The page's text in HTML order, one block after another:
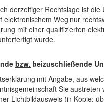
derzeitiger Rechtslage ist die
elektronischem Weg nur
mit einer qualifizierten
wurde.
bzw. beizuschließende
mit Angabe, aus
Sie austreten
Lichtbildausweis (in Kopie;